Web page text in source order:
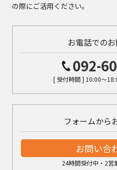
の際にご活用ください。
お電話での
092-
[ 受付時間 ] 10:00～
フォームから
お問い合
24時間受付中・2営